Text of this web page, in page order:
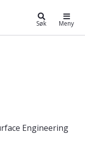
Søk Meny
Engineering